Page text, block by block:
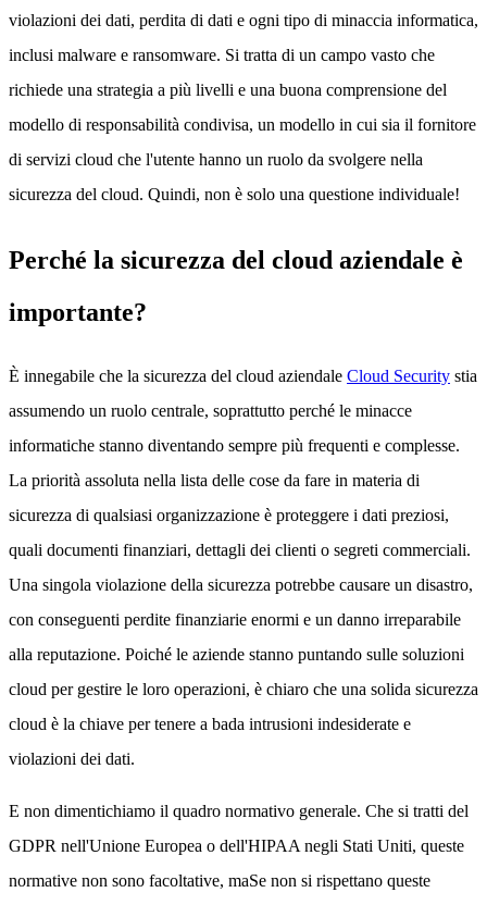
violazioni dei dati, perdita di dati e ogni tipo di minaccia informatica,
inclusi malware e ransomware. Si tratta di un campo vasto che
richiede una strategia a più livelli e una buona comprensione del
modello di responsabilità condivisa, un modello in cui sia il fornitore
di servizi cloud che l'utente hanno un ruolo da svolgere nella
sicurezza del cloud. Quindi, non è solo una questione individuale!
Perché la sicurezza del cloud aziendale è
importante?
È innegabile che la sicurezza del cloud aziendale Cloud Security stia
assumendo un ruolo centrale, soprattutto perché le minacce
informatiche stanno diventando sempre più frequenti e complesse.
La priorità assoluta nella lista delle cose da fare in materia di
sicurezza di qualsiasi organizzazione è proteggere i dati preziosi,
quali documenti finanziari, dettagli dei clienti o segreti commerciali.
Una singola violazione della sicurezza potrebbe causare un disastro,
con conseguenti perdite finanziarie enormi e un danno irreparabile
alla reputazione. Poiché le aziende stanno puntando sulle soluzioni
cloud per gestire le loro operazioni, è chiaro che una solida sicurezza
cloud è la chiave per tenere a bada intrusioni indesiderate e
violazioni dei dati.
E non dimentichiamo il quadro normativo generale. Che si tratti del
GDPR nell'Unione Europea o dell'HIPAA negli Stati Uniti, queste
normative non sono facoltative, maSe non si rispettano queste